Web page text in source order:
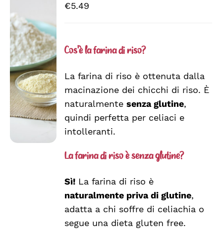
AGGIUNGI
AL
CARRELLO
/
DETTAGLI
€5.49
Cos'è la farina di riso?
La farina di riso è ottenuta dalla
macinazione dei chicchi di riso. È
naturalmentesenza glutine,
quindi perfetta per celiaci e
intolleranti.
La farina di riso è senza glutine?
Sì! La farina di riso è
naturalmente priva di glutine,
adatta a chi soffre di celiachia o
segue una dieta gluten free.